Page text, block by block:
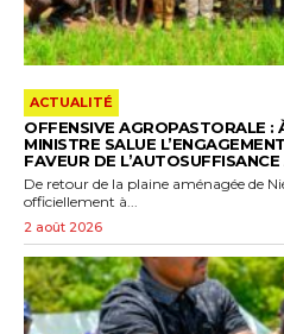
ACTUALITÉ
OFFENSIVE AGROPASTORALE :
MINISTRE SALUE
FAVEUR DE
De retour de la plaine aménagée de
officiellement à...
2 août 2026